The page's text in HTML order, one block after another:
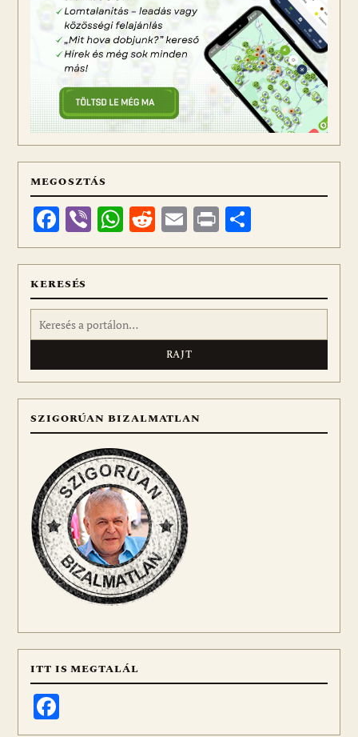
MEGOSZTÁS
Facebook
ViberWhatsApp
Reddit
Email
Print
meg
KERESÉS
Keresés:
SZIGORÚAN BIZALMATLAN
ITT IS MEGTALÁL